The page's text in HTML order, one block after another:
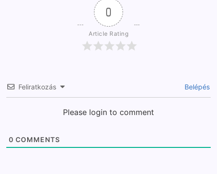
0
Article Rating
Feliratkozás Belépés
Please login to comment
0 COMMENTS